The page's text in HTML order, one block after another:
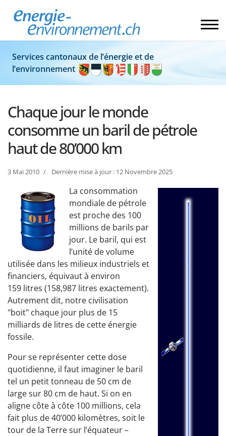
Services cantonaux de l’énergie et de
l’environnement
Chaque jour le monde
consomme un baril de pétrole
haut de 80’000 km
3 Mai 2010 Dernière mise à jour : 12 Novembre 2025
La consommation
mondiale de pétrole
est proche des 100
millions de barils par
jour. Le baril, qui est
l’unité de volume
utilisée dans les milieux industriels et
financiers, équivaut à environ
159 litres (158,987 litres exactement).
Autrement dit, notre civilisation
"boit" chaque jour plus de 15
milliards de litres de cette énergie
fossile.
Pour se représenter cette dose
quotidienne, il faut imaginer le baril
tel un petit tonneau de 50 cm de
large sur 80 cm de haut. Si on en
aligne côte à côte 100 millions, cela
fait plus de 40’000 kilomètres, soit le
tour de la Terre sur l’équateur –